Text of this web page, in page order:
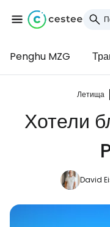
Penghu MZG
Летища
Хотели
David
Влезте
... световната